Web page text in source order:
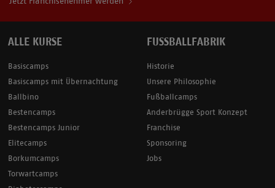
Jetzt Franchisenehmer werden
ALLE KURSE
Basiscamps
Basiscamps mit Übernachtung
Ballbino
Bestencamps
Bestencamps Junior
Elitecamps
Borkumcamps
Torwartcamps
FUSSBALLFABRIK
Historie
Unsere Philosophie
Fußballcamps
Anderbrügge Sport Konzept
Franchise
Sponsoring
Jobs